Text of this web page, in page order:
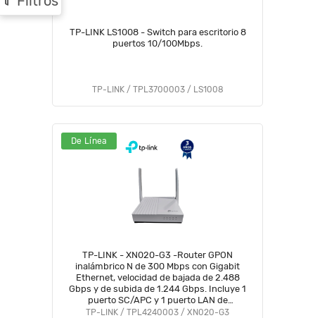
TP-LINK LS1008 - Switch para escritorio 8
puertos 10/100Mbps.
TP-LINK / TPL3700003 / LS1008
De Línea
TP-LINK - XN020-G3 -Router GPON
inalámbrico N de 300 Mbps con Gigabit
Ethernet, velocidad de bajada de 2.488
Gbps y de subida de 1.244 Gbps. Incluye 1
puerto SC/APC y 1 puerto LAN de
10/100/1000 Mbps. #TPLM1 #MARTPL1
TP-LINK / TPL4240003 / XN020-G3